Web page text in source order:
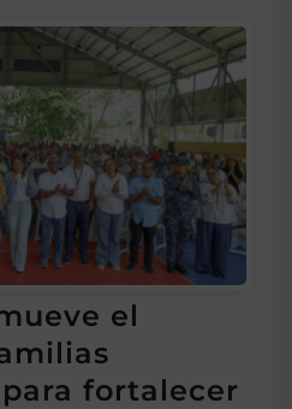
el
fortalecer